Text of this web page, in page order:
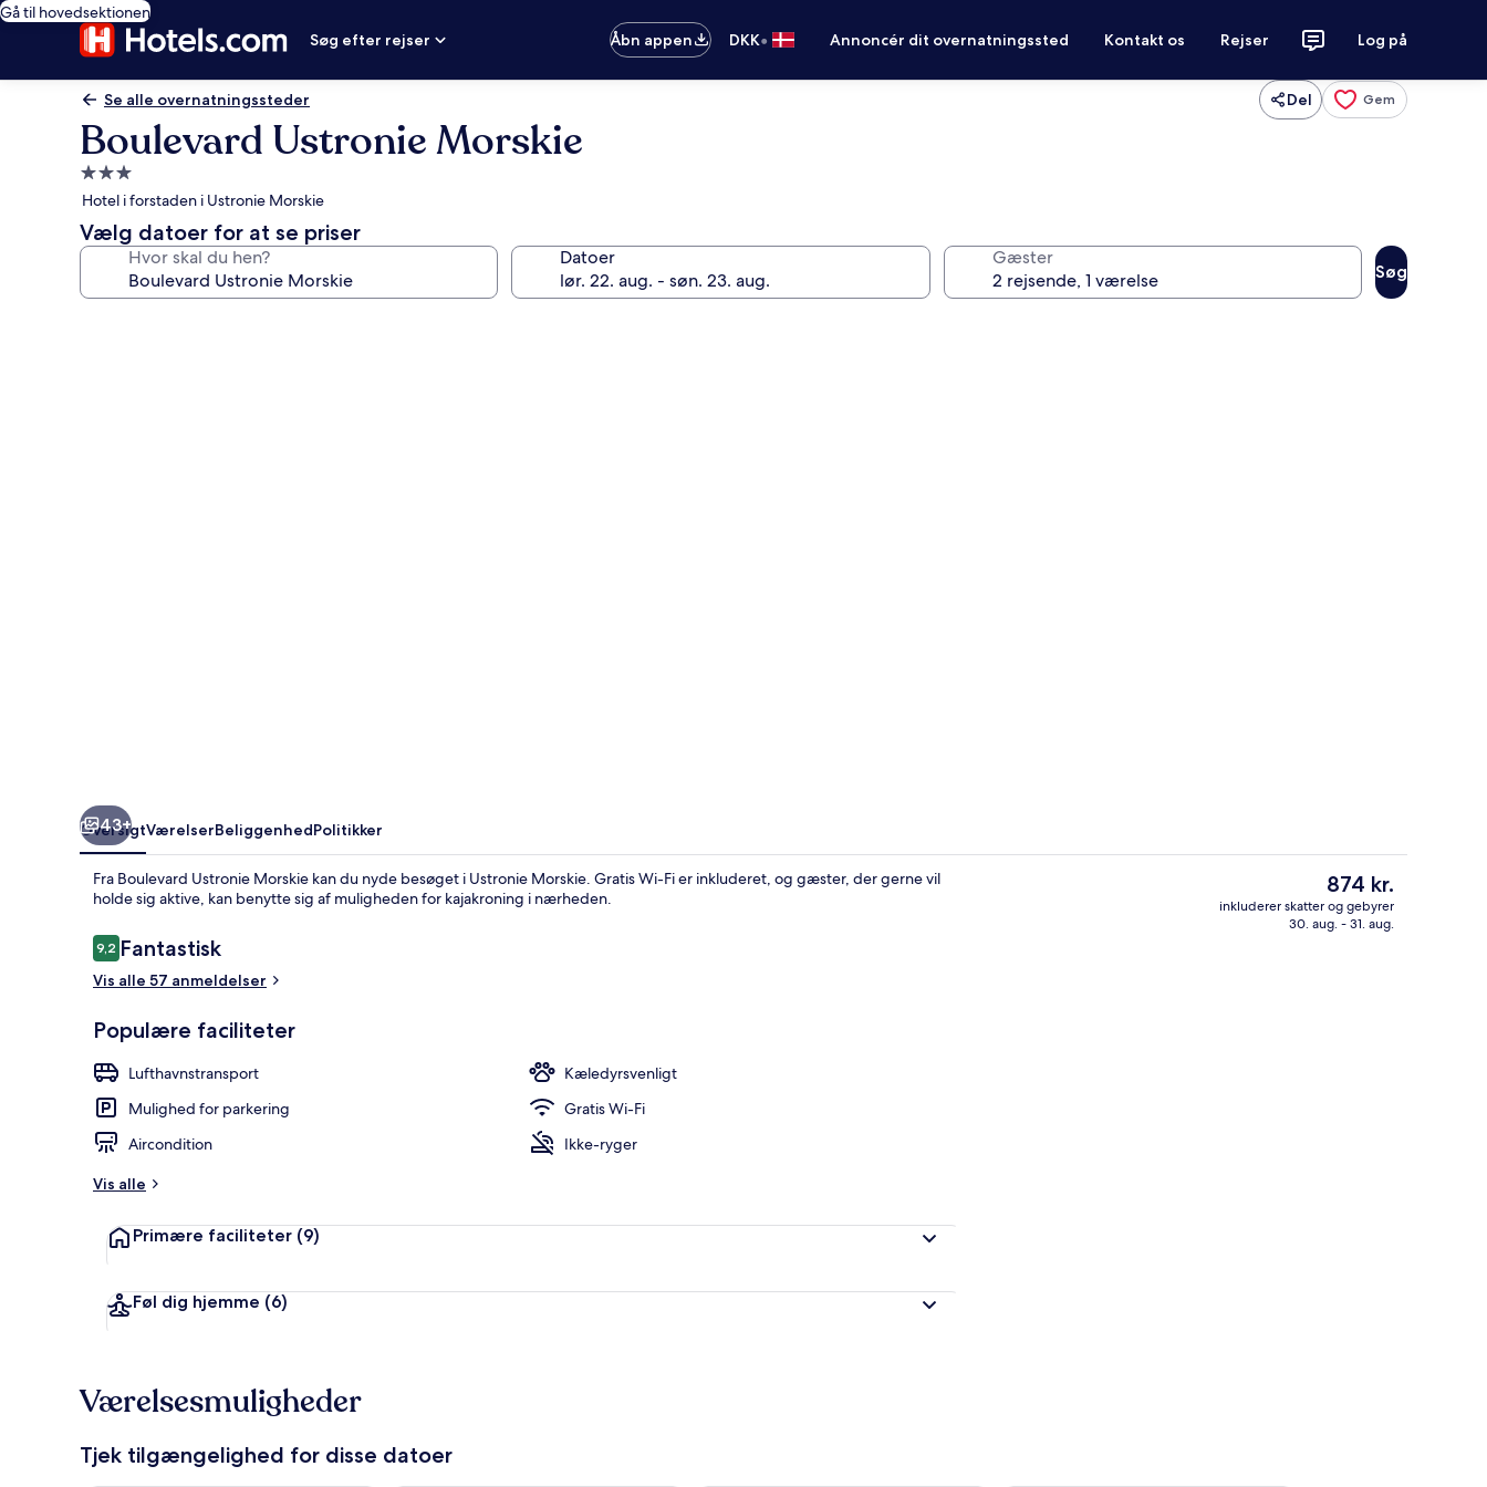
Gå til hovedsektionen
Søg efter rejser
Åbn appen DKK• Annoncér dit overnatningssted Kontakt os Rejser Log på
Se alle overnatningssteder Del Gem
Boulevard Ustronie Morskie
3.0-
stjernet
overnatningssted
Hotel i forstaden i Ustronie Morskie
Vælg datoer for at se priser
Hvor skal du hen? Datoer Gæster
Søg
Terrasse/gårdhave
43+
OversigtVærelserBeliggenhedPolitikker
Fra Boulevard Ustronie Morskie kan du nyde besøget i Ustronie Morskie. Gratis Wi-Fi er inkluderet, og gæster, der gerne vil
holde sig aktive, kan benytte sig af muligheden for kajakroning i nærheden.
Anmeldelser
9,29,2 ud af 10.
Fantastisk
Vis alle 57 anmeldelser
Populære faciliteter
Lufthavnstransport
Kæledyrsvenligt
Mulighed for parkering
Gratis Wi-Fi
Aircondition
Ikke-ryger
Vis alle
Primære faciliteter (9)
Føl dig hjemme (6)
Den
nuværende
pris
874 kr.
inkluderer skatter og gebyrer
30. aug. - 31. aug.
Værelsesmuligheder
Tjek tilgængelighed for disse datoer